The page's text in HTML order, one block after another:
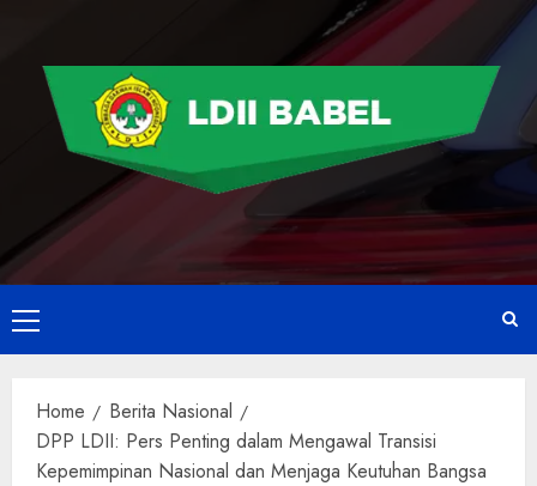
Home
Berita Nasional
DPP LDII: Pers Penting dalam Mengawal Transisi
Kepemimpinan Nasional dan Menjaga Keutuhan Bangsa